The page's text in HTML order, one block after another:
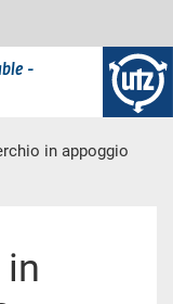
-
in appoggio